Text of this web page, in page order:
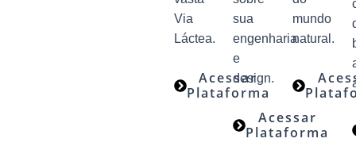
Via
Láctea.
Acessar
Plataforma
sua
engenharia
e
design.
Acessar
Plataforma
mundo
natural.